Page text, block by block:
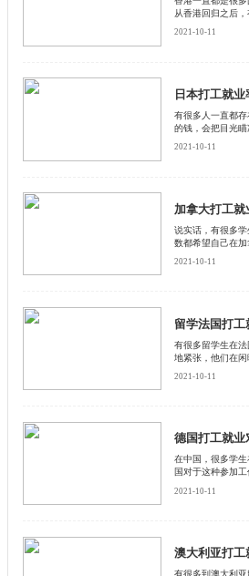
从香港回归之后，
2021-10-11
有很多人一直都
的钱，会把目光瞄
2021-10-11
加拿大打工就
说实话，有很多
数都希望自己在加
2021-10-11
有很多留学生在
地紧张，他们在闲
2021-10-11
在中国，很多学
国对于这种参加
2021-10-11